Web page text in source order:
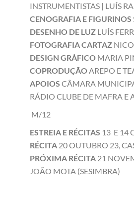
INSTRUMENTISTAS | LUÍS
CENOGRAFIA E FIGURINOS
DESENHO DE LUZ LUÍS
FOTOGRAFIA CARTAZ
DESIGN GRÁFICO MARIA
COPRODUÇÃOAREPO E
APOIOS CÂMARA
RÁDIO CLUBE DE MAFRA E
M/12
ESTREIA E RÉCITAS 13 E 14
RÉCITA 20 OUTUBRO 23,
PRÓXIMA RÉCITA 21
JOÃO MOTA (SESIMBRA)